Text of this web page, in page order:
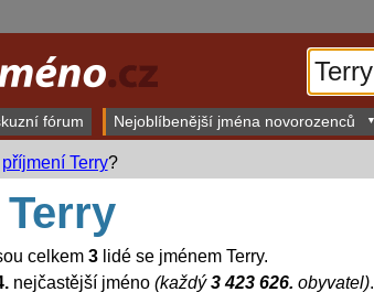
fórum Nejoblíbenější jména novorozenců
příjmení Terry?
Terry
celkem 3lidé se jménem Terry.
nejčastější jméno (každý3 423 626. obyvatel).